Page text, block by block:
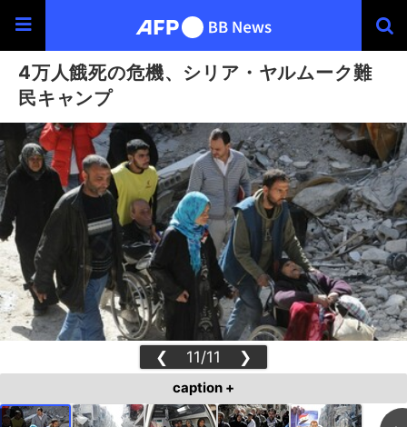
4万人餓死の危機、シリア・ヤルムーク難
民キャンプ
❮ 11/11 ❯
caption +